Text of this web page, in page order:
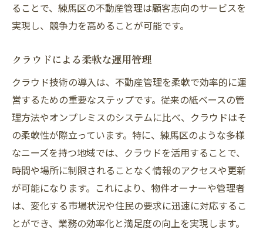
ることで、練馬区の不動産管理は顧客志向のサービスを
実現し、競争力を高めることが可能です。
クラウドによる柔軟な運用管理
クラウド技術の導入は、不動産管理を柔軟で効率的に運
営するための重要なステップです。従来の紙ベースの管
理方法やオンプレミスのシステムに比べ、クラウドはそ
の柔軟性が際立っています。特に、練馬区のような多様
なニーズを持つ地域では、クラウドを活用することで、
時間や場所に制限されることなく情報のアクセスや更新
が可能になります。これにより、物件オーナーや管理者
は、変化する市場状況や住民の要求に迅速に対応するこ
とができ、業務の効率化と満足度の向上を実現します。